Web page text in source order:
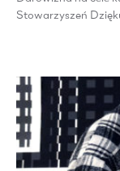
Stowarzyszeń